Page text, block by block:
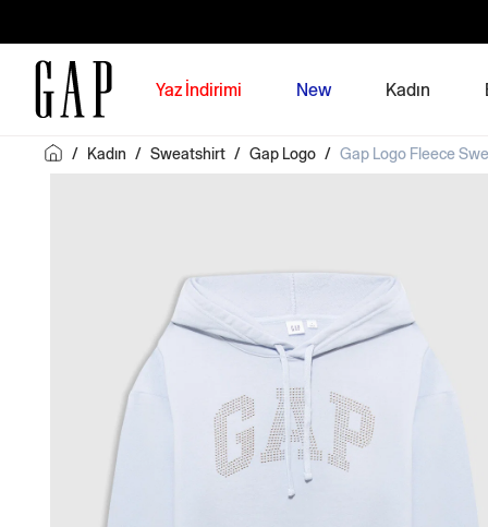
Yaz İndirimi New Kadın
/ Kadın / Sweatshirt / Gap Logo / Gap Logo Fleece